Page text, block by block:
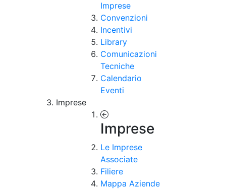
Imprese
Convenzioni
Incentivi
Library
Comunicazioni
Tecniche
Calendario
Eventi
Imprese
Imprese
Le Imprese
Associate
Filiere
Mappa Aziende